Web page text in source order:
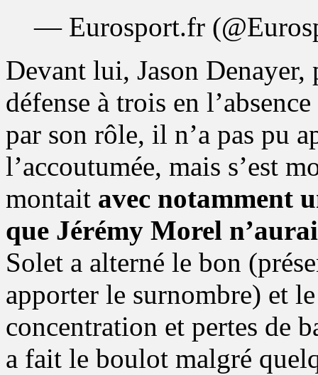
— Eurosport.fr
Devant lui, Jason Denayer,
défense à trois en
par son rôle, il n’a pas pu
l’accoutumée, mais s’est
montait avec notamment
que Jérémy Morel
Solet a alterné le bon
apporter le surnombre) et
concentration et pertes de
a fait le boulot malgré